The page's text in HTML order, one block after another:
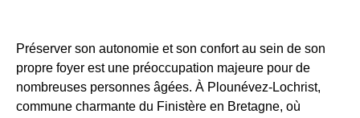
Préserver son autonomie et son confort au sein de son
propre foyer est une préoccupation majeure pour de
nombreuses personnes âgées. À Plounévez-Lochrist,
commune charmante du Finistère en Bretagne, où